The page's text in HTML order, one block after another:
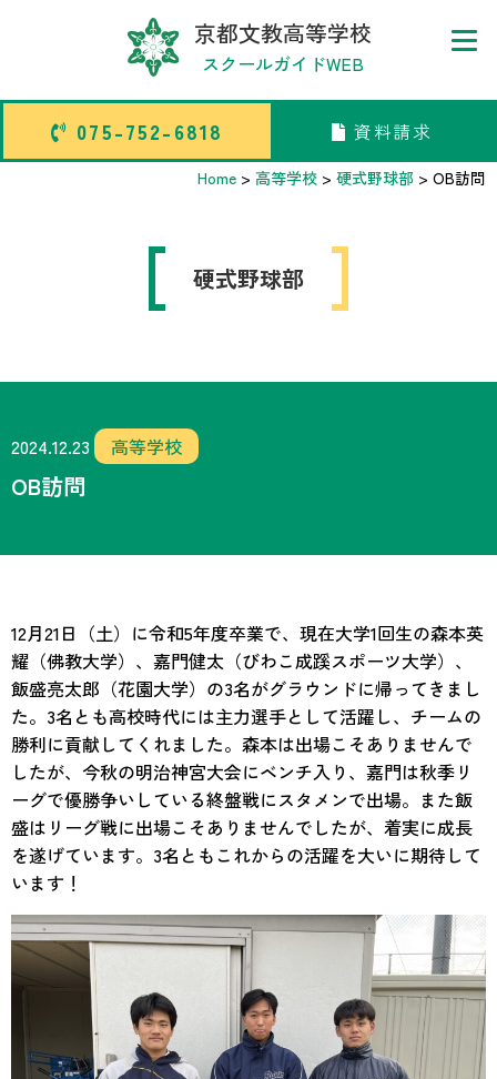
075-752-6818 資料請求
中学校部活TOP
卒業生メッセージ
京都文教高等学校
スクールガイドWEB
075-752-6818 資料請求
Home > 高等学校 > 硬式野球部 > OB訪問
硬式野球部
2024.12.23 高等学校
OB訪問
12月21日（土）に令和5年度卒業で、現在大学1回生の森本英
耀（佛教大学）、嘉門健太（びわこ成蹊スポーツ大学）、
飯盛亮太郎（花園大学）の3名がグラウンドに帰ってきまし
た。3名とも高校時代には主力選手として活躍し、チームの
勝利に貢献してくれました。森本は出場こそありませんで
したが、今秋の明治神宮大会にベンチ入り、嘉門は秋季リ
ーグで優勝争いしている終盤戦にスタメンで出場。また飯
盛はリーグ戦に出場こそありませんでしたが、着実に成長
を遂げています。3名ともこれからの活躍を大いに期待して
います！